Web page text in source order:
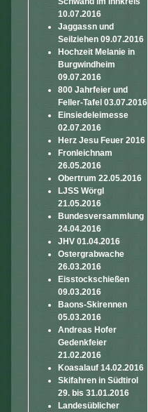
10.07.2016
Jaggassn und
Seilziehen 09.07.2016
Hochzeit Melanie in
Burgwindheim
09.07.2016
800 Jahrfeier und
Feller-Tafel 03.07.2016
Einsiedeleimesse
02.07.2016
Herz Jesu Feuer 2016
Fronleichnam
26.05.2016
Obertrum 22.05.2016
LJSS Wörgl
21.05.2016
Bundesversammlung
24.04.2016
JHV 01.04.2016
Ostergrabwache
26.03.2016
Eisstockschießen
09.03.2016
Baons-Skirennen
05.03.2016
Andreas Hofer
Gedenkfeier
21.02.2016
Koasalauf 14.02.2016
Skifahren in Südtirol
29. bis 31.01.2016
Landesüblicher